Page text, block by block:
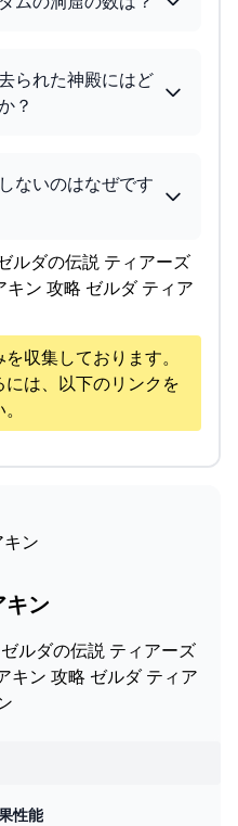
られた神殿にはど
？
ないのはなぜです
ルダの伝説 ティアーズ
ン 攻略 ゼルダ ティア
収集しております。
は、以下のリンクを
ン
キン
ルダの伝説 ティアーズ
キン 攻略 ゼルダ ティア
性能